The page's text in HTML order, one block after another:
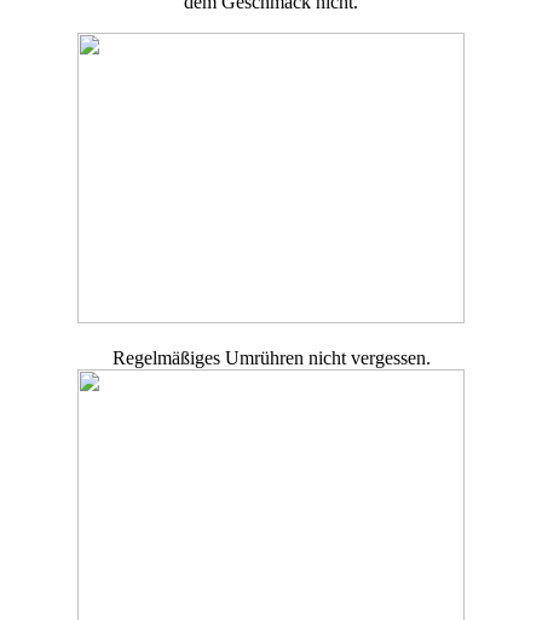
Regelmäßiges Umrühren nicht vergessen.